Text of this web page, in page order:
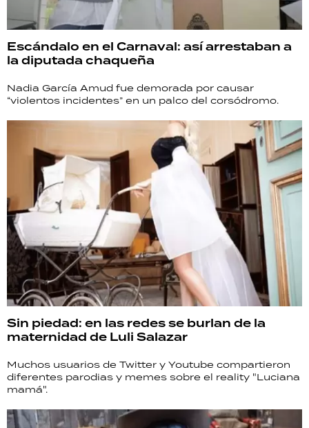
Escándalo en el Carnaval: así arrestaban a
la diputada chaqueña
Nadia García Amud fue demorada por causar
“violentos incidentes” en un palco del corsódromo.
Sin piedad: en las redes se burlan de la
maternidad de Luli Salazar
Muchos usuarios de Twitter y Youtube compartieron
diferentes parodias y memes sobre el reality "Luciana
mamá".